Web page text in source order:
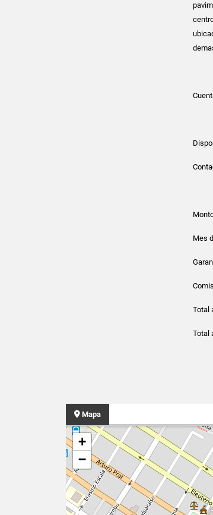
Mes
Total
Total
Mapa
+
−